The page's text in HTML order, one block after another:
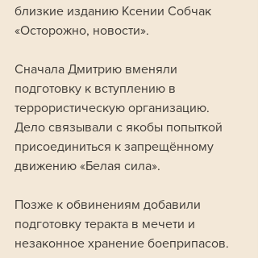
близкие изданию Ксении Собчак
«Осторожно, новости».
Сначала Дмитрию вменяли
подготовку к вступлению в
террористическую организацию.
Дело связывали с якобы попыткой
присоединиться к запрещённому
движению «Белая сила».
Позже к обвинениям добавили
подготовку теракта в мечети и
незаконное хранение боеприпасов.